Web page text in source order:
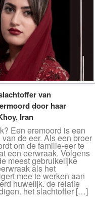
van
door haar
Iran
Een eremoord is een
de eer. Als een broer
om de familie-eer te
een eerwraak. Volgens
meest gebruikelijke
als het
mee te werken aan
huwelijk. de relatie
het slachtoffer […]